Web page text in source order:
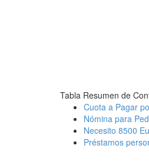
Tabla Resumen de
Cuota a Pagar
Nómina para
Necesito 8500
Préstamos